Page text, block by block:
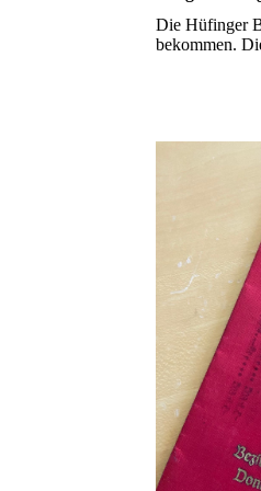
Die Hüfinger
bekommen.